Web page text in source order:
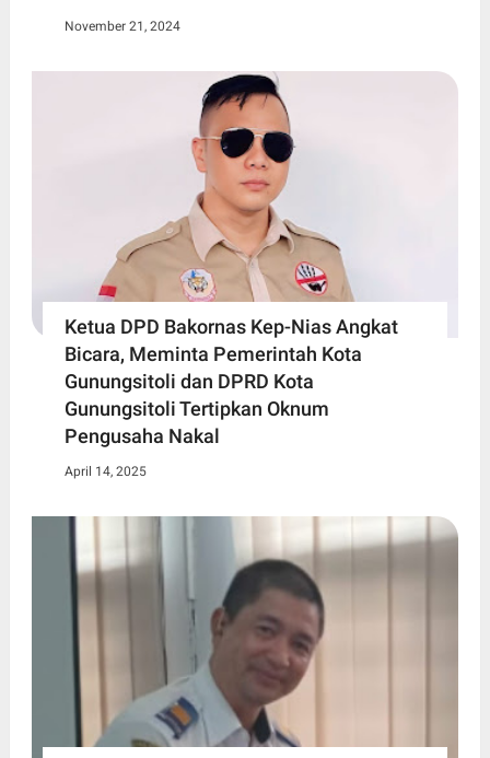
November 21, 2024
Ketua DPD Bakornas Kep-Nias Angkat
Bicara, Meminta Pemerintah Kota
Gunungsitoli dan DPRD Kota
Gunungsitoli Tertipkan Oknum
Pengusaha Nakal
April 14, 2025